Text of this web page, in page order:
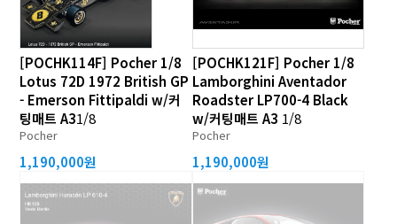
[POCHK114F] Pocher 1/8
Lotus 72D 1972 British GP
- Emerson Fittipaldi w/커
팅매트 A31/8
Pocher
1,190,000원
[POCHK121F] Pocher 1/8
Lamborghini Aventador
Roadster LP700-4 Black
w/커팅매트 A3 1/8
Pocher
1,190,000원